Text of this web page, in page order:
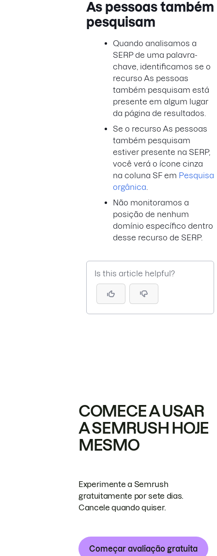
As pessoas também
pesquisam
Quando analisamos a
SERP de uma palavra-
chave, identificamos se o
recurso As pessoas
também pesquisam está
presente em algum lugar
da página de resultados.
Se o recurso As pessoas
também pesquisam
estiver presente na SERP,
você verá o ícone cinza
na coluna SF em Pesquisa
orgânica
Não monitoramos a
posição de nenhum
domínio específico dentro
desse recurso de SERP.
Is this article helpful?
COMECE A USAR
A SEMRUSH HOJE
MESMO
Experimente a Semrush
gratuitamente por sete dias.
Cancele quando quiser.
Começar avaliação gratuita